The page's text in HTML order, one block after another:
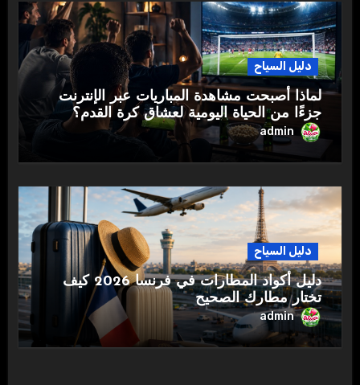
دليل السياح
لماذا أصبحت مشاهدة المباريات عبر الإنترنت
جزءًا من الحياة اليومية لعشاق كرة القدم؟
admin
دليل السياح
دليل أكواد المطارات في فرنسا 2026 كيف
تختار مطارك الصحيح
admin